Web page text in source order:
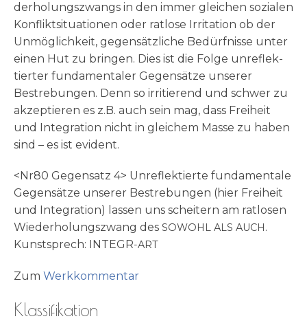
der­ho­lungs­zwangs in den immer glei­chen sozia­len
Kon­flikt­si­tua­tionen oder rat­lose Irri­ta­tion ob der
Unmög­lich­keit, gegen­sätz­liche Bedürf­nisse unter
einen Hut zu brin­gen. Dies ist die Fol­ge unre­flek­
tierter fun­da­men­taler Gegen­sätze unse­rer
Bestre­bungen. Denn so irri­tie­rend und schwer zu
akzep­tieren es z.B. auch sein mag, dass Frei­heit
und Inte­gra­ti­on nicht in glei­chem Mas­se zu haben
sind – es ist evident.
<Nr80 Gegen­satz 4> Unre­flek­tierte fun­da­men­tale
Gegen­sätze unse­rer Bestre­bungen (hier Frei­heit
und Inte­gra­ti­on) las­sen uns schei­tern am rat­losen
Wie­der­ho­lungs­zwang des SOWOHL ALS AUCH.
Kunst­sprech: INTEGR-ART
Zum Werk­kom­men­tar
Klassifikation